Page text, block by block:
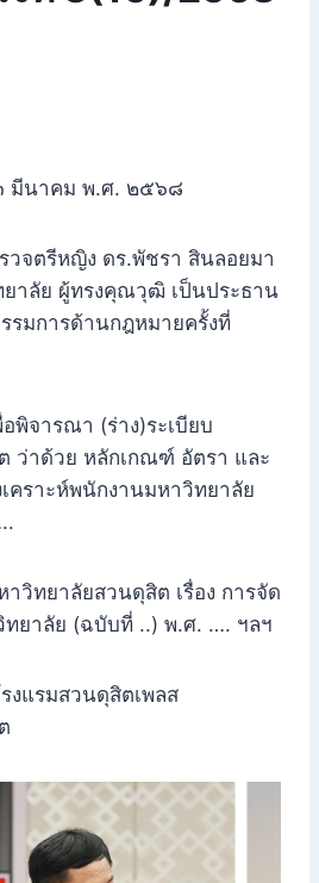
มีนาคม พ.ศ. ๒๕๖๘
วจตรีหญิง ดร.พัชรา สินลอยมา
ยาลัย ผู้ทรงคุณวุฒิ เป็นประธาน
รมการด้านกฎหมายครั้งที่
พิจารณา (ร่าง)ระเบียบ
ว่าด้วย หลักเกณฑ์ อัตรา และ
เคราะห์พนักงานมหาวิทยาลัย
าวิทยาลัยสวนดุสิต เรื่อง การจัด
ทยาลัย (ฉบับที่ ..) พ.ศ. …. ฯลฯ
งแรมสวนดุสิตเพลส